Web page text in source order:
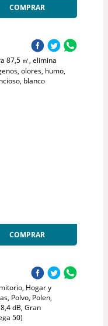
COMPRAR
87,5 ㎡, elimina
olores, humo,
blanco
COMPRAR
Hogar y
Polvo, Polen,
dB, Gran
50)